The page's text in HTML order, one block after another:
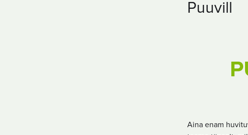
Puuvill
Aina enam